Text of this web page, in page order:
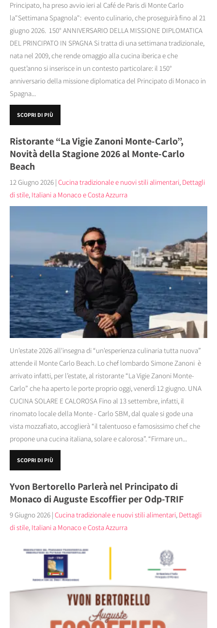
Principato, ha preso avvio ieri al Café de Paris di Monte Carlo
la"Settimana Spagnola": evento culinario, che proseguirà fino al 21
giugno 2026. 150° ANNIVERSARIO DELLA MISSIONE DIPLOMATICA
DEL PRINCIPATO IN SPAGNA Si tratta di una settimana tradizionale,
nata nel 2009, che rende omaggio alla cucina iberica e che
quest’anno si inserisce in un contesto particolare: il 150°
anniversario della missione diplomatica del Principato di Monaco in
Spagna...
SCOPRI DI PIÙ
Ristorante “La Vigie Zanoni Monte-Carlo”,
Novità della Stagione 2026 al Monte-Carlo
Beach
12 Giugno 2026 | Cucina tradizionale e nuovi stili alimentari, Dettagli
di stile, Italiani a Monaco e Costa Azzurra
Un'estate 2026 all'insegna di “un'esperienza culinaria tutta nuova”
attende il Monte Carlo Beach. Lo chef lombardo Simone Zanoni è
arrivato infatti, per l’estate, al ristorante “La Vigie Zanoni Monte-
Carlo” che ha aperto le porte proprio oggi, venerdì 12 giugno. UNA
CUCINA SOLARE E CALOROSA Fino al 13 settembre, infatti, il
rinomato locale della Monte - Carlo SBM, dal quale si gode una
vista mozzafiato, accoglierà “il talentuoso e famosissimo chef che
propone una cucina italiana, solare e calorosa”. “Firmare un...
SCOPRI DI PIÙ
Yvon Bertorello Parlerà nel Principato di
Monaco di Auguste Escoffier per Odp-TRIF
9 Giugno 2026 | Cucina tradizionale e nuovi stili alimentari, Dettagli
di stile, Italiani a Monaco e Costa Azzurra